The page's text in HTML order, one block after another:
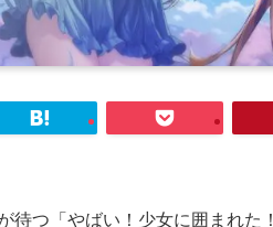
待つ「やばい！少女に囲まれた